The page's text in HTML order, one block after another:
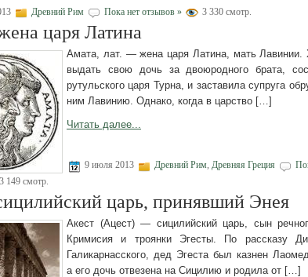
Древний Рим Пока нет отзывов » 3 330 смотр.
царя Латина
Амата, лат. — жена царя Латина, мать Лавинии.
выдать свою дочь за двоюродного брата,
рутульского царя Турна, и заставила супруга
ним Лавинию. Однако, когда в царство […]
Читать далее...
9 июля 2013 Древний Рим, Древняя Греция
3 149 смотр.
царь, принявший Энея
Акест (Ацест) — сицилийский царь, сын
Кримисия и троянки Эгесты. По рассказу
Галикарнасского, дед Эгеста был казнен
а его дочь отвезена на Сицилию и родила от […]